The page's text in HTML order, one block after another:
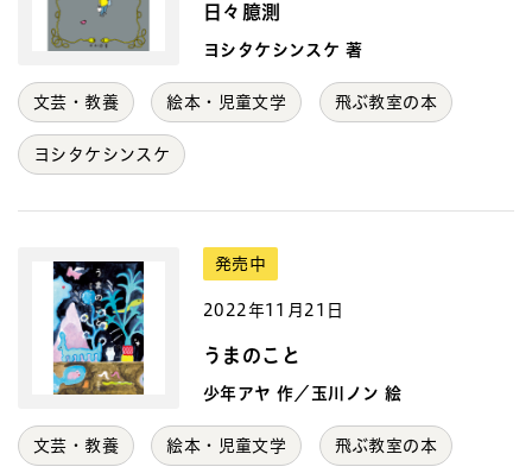
日々臆測
ヨシタケシンスケ 著
文芸・教養 絵本・児童文学 飛ぶ教室の本
ヨシタケシンスケ
発売中
2022年11月21日
うまのこと
少年アヤ 作／玉川ノン 絵
文芸・教養 絵本・児童文学 飛ぶ教室の本